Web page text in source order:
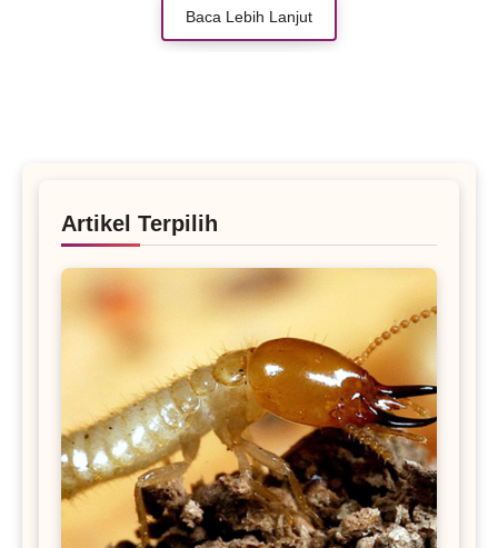
memudahkan Anda menemukan layanan
beli jam tangan terdekatyang tidak hanya
baik bagi kolektor berpengalaman maupun bagi
Anda yang baru memulai. OMNILUXE adalah
tujuan tepercaya untuk semua kebutuhan
aksesori waktu Anda.
Baca Lebih Lanjut
Artikel Terpilih